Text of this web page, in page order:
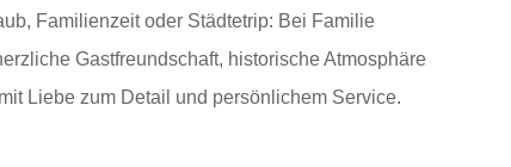
Familienzeit oder Städtetrip: Bei Familie
Gastfreundschaft, historische Atmosphäre
Liebe zum Detail und persönlichem Service.